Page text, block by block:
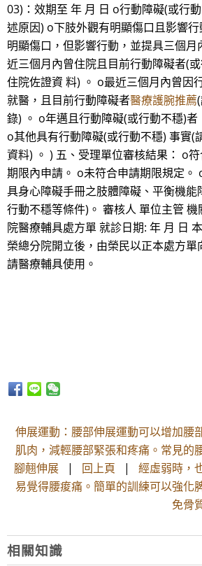
03)：效期至 年 月 日 o行動障礙(或行
述原因) o下肢外觀有明顯傷口且影響
明顯傷口，但影響行動，並提具三個
近三個月內曾住院且目前行動障礙者(
住院佐證資 料) 。 o最近三個月內曾因
就醫，且目前行動障礙者醫療護腕推薦
錄) 。 o年邁且行動障礙(或行動不穩)者
o其他具有行動障礙(或行動不穩) 事實(
資料) 。 ) 五、受理單位審核結果： o
期限內申請。 o未符合申請期限規定。
具身心障礙手冊之肢體障礙、平衡機能
行動不穩等條件)。 審核人 單位主管
院醫療輔具處方單 就診日期: 年 月 日
榮總分院開立後，由榮民以正本處方單
請醫療輔具使用。
伸展運動：腰部伸展運動可以增加腰
肌肉，減輕腰部緊張和疼痛。常見的
腳翹伸展 | 回上頁 | 經虛弱時，
易覺得腰痠痛。簡單的訓練可以強化
免骨
相關知識